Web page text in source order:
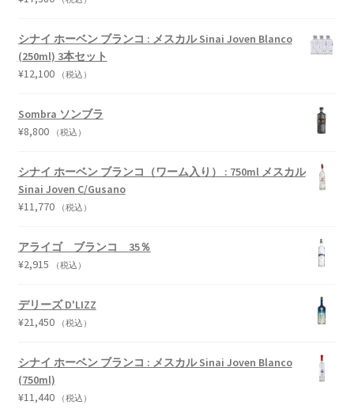
シナイ ホーベン ブランコ : メスカル Sinai Joven Blanco
(250ml) 3本セット
¥12,100 （税込）
Sombra ソンブラ
¥8,800 （税込）
シナイ ホーベン ブランコ（ワーム入り） : 750ml メスカル
Sinai Joven C/Gusano
¥11,770 （税込）
アライゴ ブランコ 35％
¥2,915 （税込）
デリーズ D'LIZZ
¥21,450 （税込）
シナイ ホーベン ブランコ : メスカル Sinai Joven Blanco
(750ml)
¥11,440 （税込）